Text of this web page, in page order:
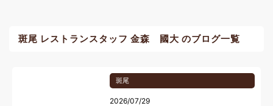
斑尾 レストランスタッフ 金森 國大 のブログ一覧
斑尾
2026/07/29